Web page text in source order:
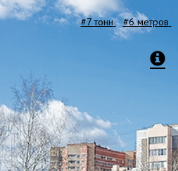
#7 тонн #6 метров